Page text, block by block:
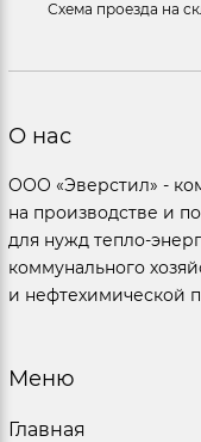
Схема проезда на
О нас
ООО «Эверстил» -
на производстве и
для нужд тепло-
коммунального
и нефтехимической
Меню
Главная